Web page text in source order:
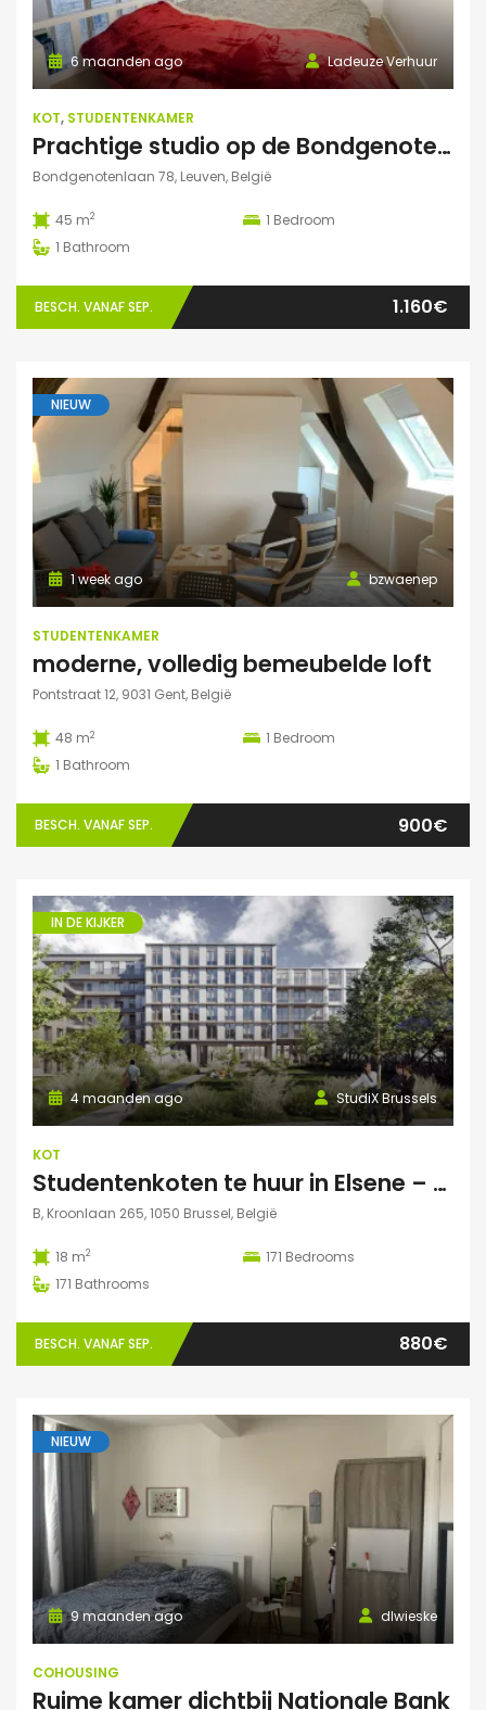
Ladeuze Verhuur
6 maanden ago
KOT, STUDENTENKAMER
Prachtige studio op de Bondgenotenlaan
Bondgenotenlaan 78, Leuven, België
45 m2 1 Bedroom
1 Bathroom
BESCH. VANAF SEP. 1.160€
NIEUW
bzwaenep
1 week ago
STUDENTENKAMER
moderne, volledig bemeubelde loft
Pontstraat 12, 9031 Gent, België
48 m2 1 Bedroom
1 Bathroom
BESCH. VANAF SEP. 900€
IN DE KIJKER
StudiX Brussels
4 maanden ago
KOT
Studentenkoten te huur in Elsene – Residentie StudiX
B, Kroonlaan 265, 1050 Brussel, België
18 m2 171 Bedrooms
171 Bathrooms
BESCH. VANAF SEP. 880€
NIEUW
dlwieske
9 maanden ago
COHOUSING
Ruime kamer dichtbij Nationale Bank